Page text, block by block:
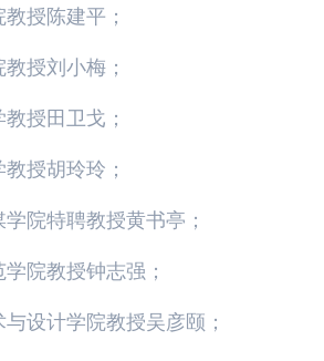
授陈建平；
授刘小梅；
授田卫戈；
授胡玲玲；
院特聘教授黄书亭；
院教授钟志强；
设计学院教授吴彦颐；